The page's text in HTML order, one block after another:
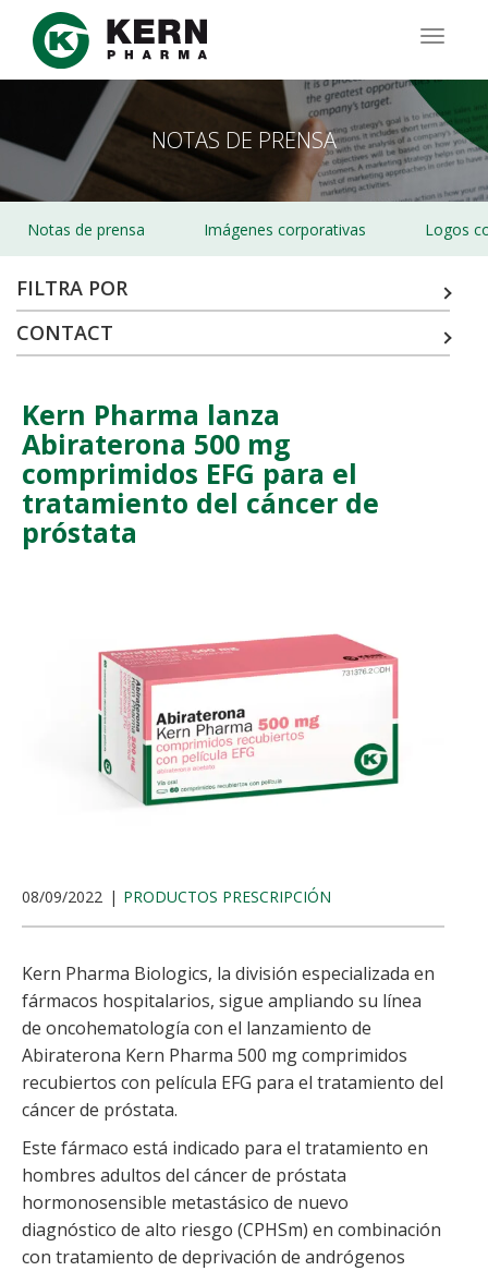
Pasar
contenido
NOTAS DE PRENSA
Notas de prensa Imágenes corporativas Logos
FILTRA POR
CONTACT
Kern Pharma lanza
Abiraterona 500 mg
comprimidos EFG para el
tratamiento del cáncer de
próstata
08/09/2022 PRODUCTOS PRESCRIPCIÓN
Kern Pharma Biologics, la división especializada en
fármacos hospitalarios, sigue ampliando su línea
de oncohematología con el lanzamiento de
Abiraterona Kern Pharma 500 mg comprimidos
recubiertos con película EFG para el tratamiento del
cáncer de próstata.
Este fármaco está indicado para el tratamiento en
hombres adultos del cáncer de próstata
hormonosensible metastásico de nuevo
diagnóstico de alto riesgo (CPHSm) en combinación
con tratamiento de deprivación de andrógenos